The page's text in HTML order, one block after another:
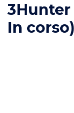
3Hunter
In corso)